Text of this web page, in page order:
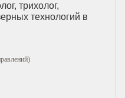
трихолог,
технологий в